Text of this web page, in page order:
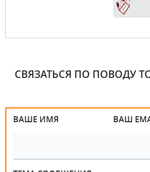
СВЯЗАТЬСЯ ПО ПОВОДУ
ВАШЕ ИМЯ ВАШ